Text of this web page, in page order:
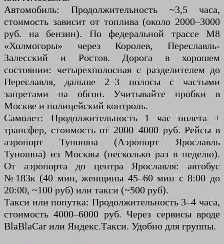
Автомобиль: Продолжительность ~3,5 часа,
стоимость зависит от топлива (около 2000–3000
руб. на бензин). По федеральной трассе М8
«Холмогоры» через Королев, Переславль-
Залесский и Ростов. Дорога в хорошем
состоянии: четырехполосная с разделителем до
Переславля, дальше 2–3 полосы с частыми
запретами на обгон. Учитывайте пробки в
Москве и полицейский контроль.
Самолет: Продолжительность 1 час полета +
трансфер, стоимость от 2000–4000 руб. Рейсы в
аэропорт Туношна (Аэропорт Ярославль
Туношна) из Москвы (несколько раз в неделю).
От аэропорта до центра Ярославля: автобус
№183к (40 мин, женщины 45–60 мин с 8:00 до
20:00, ~100 руб) или такси (~500 руб).
Такси или попутка: Продолжительность 3–4 часа,
стоимость 4000–6000 руб. Через сервисы вроде
BlaBlaCar или Яндекс.Такси. Удобно для группы.